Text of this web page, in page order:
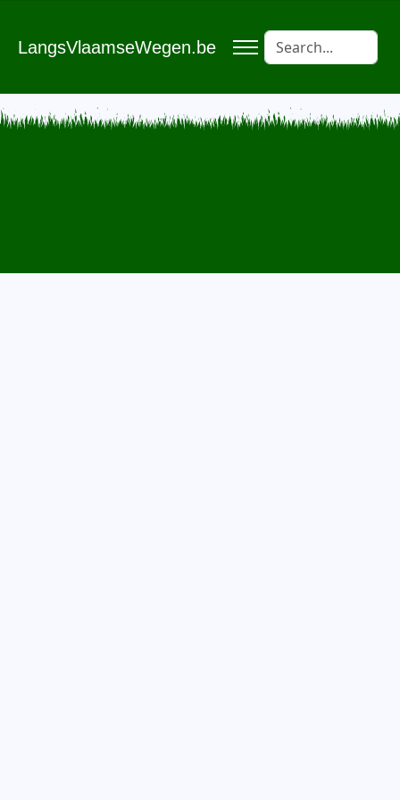
LangsVlaamseWegen.be